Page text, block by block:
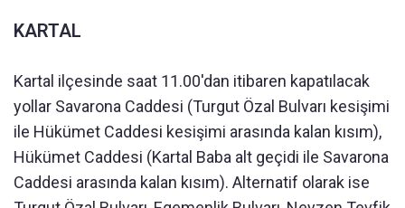
KARTAL
Kartal ilçesinde saat 11.00'dan itibaren kapatılacak
yollar Savarona Caddesi (Turgut Özal Bulvarı kesişimi
ile Hükümet Caddesi kesişimi arasında kalan kısım),
Hükümet Caddesi (Kartal Baba alt geçidi ile Savarona
Caddesi arasında kalan kısım). Alternatif olarak ise